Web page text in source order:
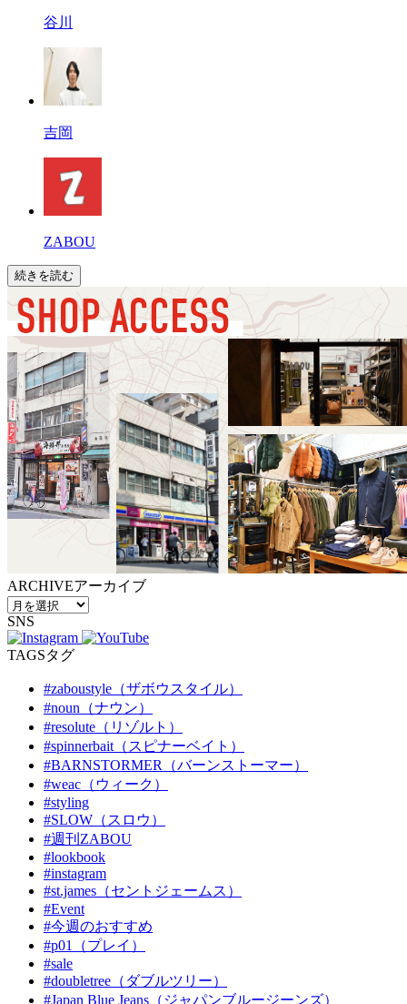
谷川
吉岡
ZABOU
続きを読む
ARCHIVEアーカイブ
SNS
TAGSタグ
#zaboustyle（ザボウスタイル）
#noun（ナウン）
#resolute（リゾルト）
#spinnerbait（スピナーベイト）
#BARNSTORMER（バーンストーマー）
#weac（ウィーク）
#styling
#SLOW（スロウ）
#週刊ZABOU
#lookbook
#instagram
#st.james（セントジェームス）
#Event
#今週のおすすめ
#p01（プレイ）
#sale
#doubletree（ダブルツリー）
#Japan Blue Jeans（ジャパンブルージーンズ）